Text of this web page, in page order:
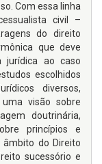
Com essa linha
civil –
do direito
que deve
jurídica ao caso
escolhidos
diversos,
visão sobre
doutrinária,
princípios e
âmbito do Direito
sucessório e